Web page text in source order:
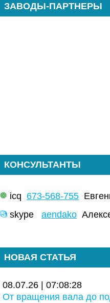
ЗАВОДЫ-ПАРТНЕРЫ
КОНСУЛЬТАНТЫ
icq 673-568-755
skype aendako
НОВАЯ СТАТЬЯ
08.07.26 | 07:08:28
От вращения вала до